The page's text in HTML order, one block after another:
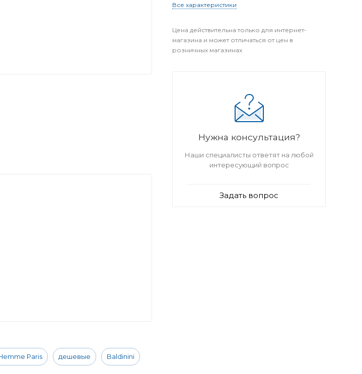
Paris дешевые Baldinini
Все характеристики
Цена действительна только для интернет-
магазина и может отличаться от цен в
розничных магазинах
Нужна консультация?
Наши специалисты ответят на любой
интересующий вопрос
Задать вопрос